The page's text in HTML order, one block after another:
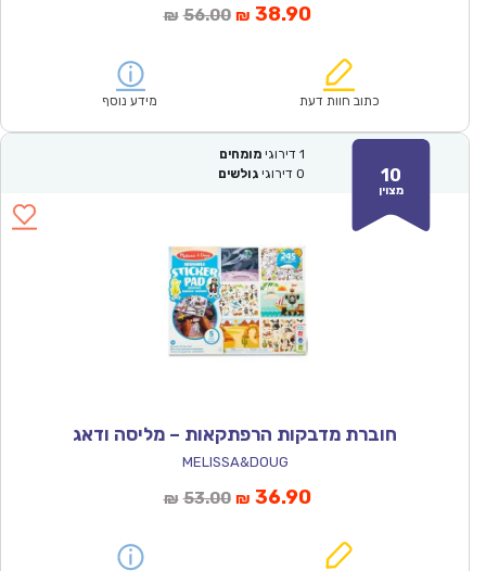
₪ 56.00המחיר
₪56.00.
₪ 38.90המחיר
הוא:
כתוב חוות דעת מידע נוסף
10
מצוין
1 דירוגי מומחים
0 דירוגי גולשים
חוברת מדבקות הרפתקאות – מליסה ודאג
MELISSA&DOUG
₪ 53.00המחיר
₪ 36.90המחיר
הוא: